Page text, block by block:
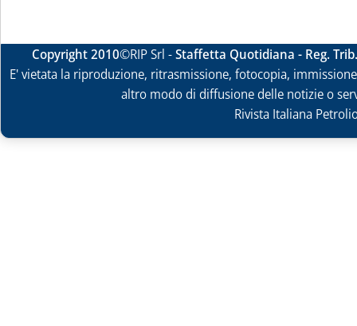
Copyright 2010©RIP Srl -Staffetta Quotidiana - Reg.
E' vietata la riproduzione, ritrasmissione, fotocopia,
altro modo di diffusione delle notizie o
Rivista Italiana